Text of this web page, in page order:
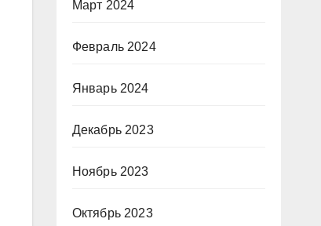
Март 2024
Февраль 2024
Январь 2024
Декабрь 2023
Ноябрь 2023
Октябрь 2023